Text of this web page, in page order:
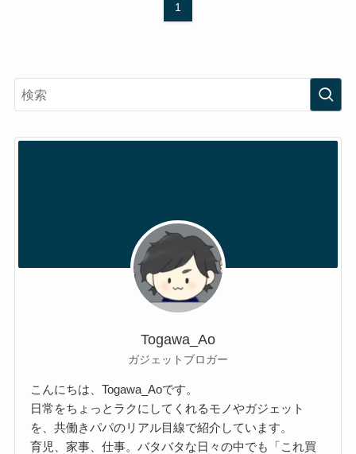
1
Togawa_Ao
ガジェットブロガー
こんにちは、Togawa_Aoです。
日常をちょっとラクにしてくれるモノやガジェット
を、共働きパパのリアル目線で紹介しています。
育児、家事、仕事。バタバタな日々の中でも「これ買